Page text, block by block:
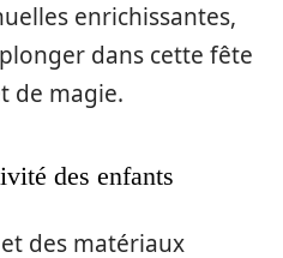
enrichissantes,
dans cette fête
de magie.
des enfants
des matériaux